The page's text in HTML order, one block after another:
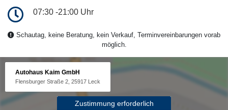
07:30 -21:00 Uhr
Schautag, keine Beratung, kein Verkauf, Terminvereinbarungen vorab
möglich.
Autohaus Kaim GmbH
Flensburger Straße 2, 25917 Leck
Zustimmung erforderlich